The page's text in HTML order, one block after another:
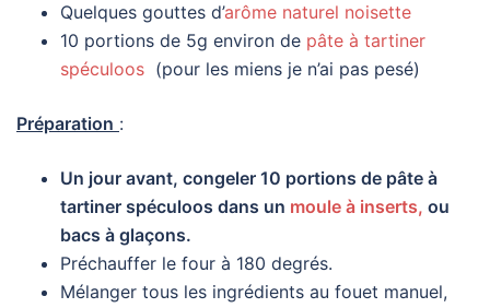
Quelques gouttes d’arôme naturel noisette
10 portions de 5g environ de pâte à tartiner
spéculoos (pour les miens je n’ai pas pesé)
Préparation :
Un jour avant, congeler 10 portions de pâte à
tartiner spéculoos dans un moule à inserts, ou
bacs à glaçons.
Préchauffer le four à 180 degrés.
Mélanger tous les ingrédients au fouet manuel,